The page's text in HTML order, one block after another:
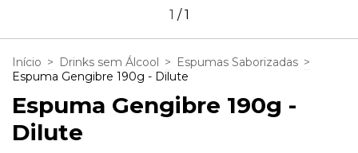
1 /1
Início > Drinks sem Álcool > Espumas Saborizadas >
Espuma Gengibre 190g - Dilute
Espuma Gengibre 190g -
Dilute